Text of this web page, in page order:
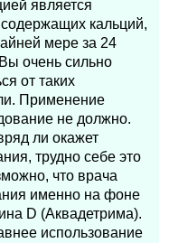
является
кальций,
мере за 24
очень сильно
от таких
Применение
не должно.
ли окажет
трудно себе это
что врача
именно на фоне
D (Аквадетрима).
использование